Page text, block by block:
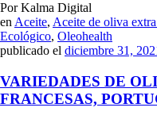
Por Kalma Digital
en Aceite, Aceite de oliva
Ecológico, Oleohealth
publicado el diciembre 31,
VARIEDADES DE
FRANCESAS,